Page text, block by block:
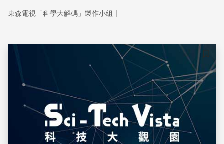
是否真的會威脅島上居民的健康呢？為了降低國人對核電輻
安全設計部份，科學家們就足足用了5道圍組體來杜絕放射
線，除了硬體的設備之外，還有哪些核管技術？這些安全機
制是否真的能掌控所有突發的危機？透過下面的報導，讓我
東森電視「科學大解碼」製作小組 ｜
儲存